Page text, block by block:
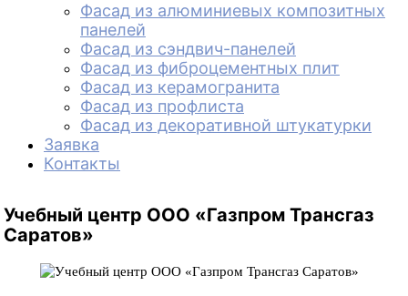
Фасад из алюминиевых композитных
панелей
Фасад из сэндвич-панелей
Фасад из фиброцементных плит
Фасад из керамогранита
Фасад из профлиста
Фасад из декоративной штукатурки
Заявка
Контакты
Учебный центр ООО «Газпром Трансгаз
Саратов»